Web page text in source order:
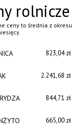
rolnicze
ceny to średnia z okresu
823,04 zł
2.241,68 zł
844,71 zł
665,00 zł